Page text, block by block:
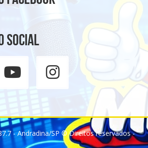
social
- Andradina/SP © Direitos reservados -